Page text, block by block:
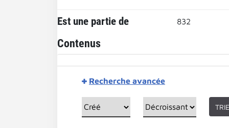
Est une partie de 832
Contenus
Recherche avancée